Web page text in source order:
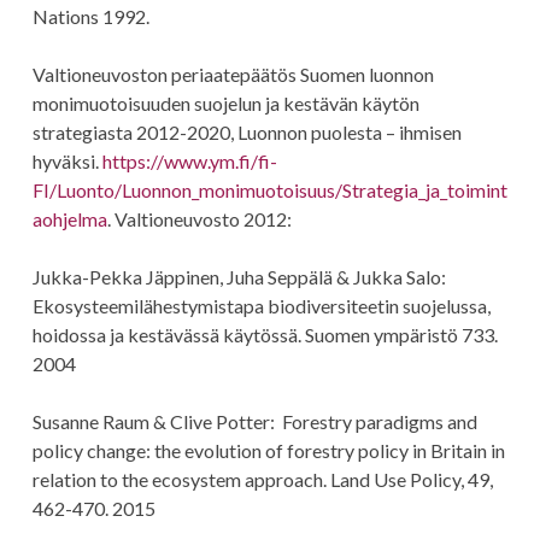
Nations 1992.
Valtioneuvoston periaatepäätös Suomen luonnon
monimuotoisuuden suojelun ja kestävän käytön
strategiasta 2012-2020, Luonnon puolesta – ihmisen
hyväksi.https://www.ym.fi/fi-
FI/Luonto/Luonnon_monimuotoisuus/Strategia_ja_toimint
aohjelma. Valtioneuvosto 2012:
Jukka-Pekka Jäppinen, Juha Seppälä & Jukka Salo:
Ekosysteemilähestymistapa biodiversiteetin suojelussa,
hoidossa ja kestävässä käytössä. Suomen ympäristö 733.
2004
Susanne Raum & Clive Potter: Forestry paradigms and
policy change: the evolution of forestry policy in Britain in
relation to the ecosystem approach. Land Use Policy, 49,
462-470. 2015